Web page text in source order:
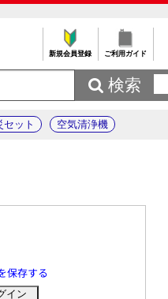
新規会員登録 ご利用ガイド
 検索
セット 空気清浄機
保存する